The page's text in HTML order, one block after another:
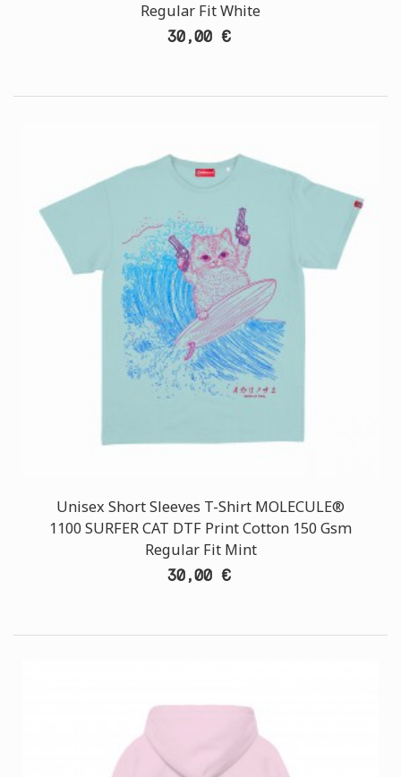
Regular Fit White
30,00 €
Unisex Short Sleeves T-Shirt MOLECULE®
1100 SURFER CAT DTF Print Cotton 150 Gsm
Regular Fit Mint
30,00 €